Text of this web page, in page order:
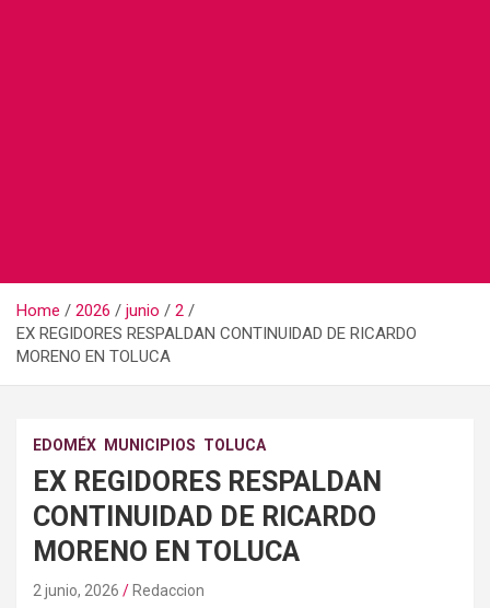
Home 2026 junio
2
EX REGIDORES RESPALDAN CONTINUIDAD DE RICARDO
MORENO EN TOLUCA
EDOMÉX MUNICIPIOS TOLUCA
EX REGIDORES RESPALDAN
CONTINUIDAD DE RICARDO
MORENO EN TOLUCA
2 junio, 2026 Redaccion